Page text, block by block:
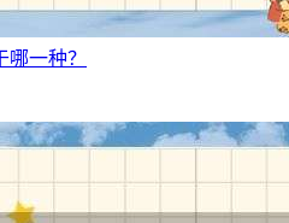
一种？